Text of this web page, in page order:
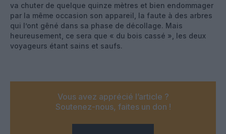
va chuter de quelque quinze mètres et bien endommager
par la même occasion son appareil, la faute à des arbres
qui l’ont gêné dans sa phase de décollage. Mais
heureusement, ce sera que « du bois cassé », les deux
voyageurs étant sains et saufs.
Vous avez apprécié l’article ?
Soutenez-nous, faites un don !